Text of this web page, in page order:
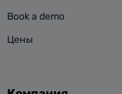
Book a demo
Цены